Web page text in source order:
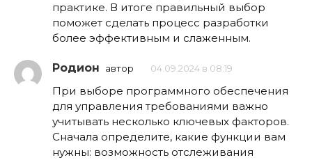
практике. В итоге правильный выбор
поможет сделать процесс разработки
более эффективным и слаженным.
Родион автор 04.09.2024 в 08:19
При выборе программного обеспечения
для управления требованиями важно
учитывать несколько ключевых факторов.
Сначала определите, какие функции вам
нужны: возможность отслеживания